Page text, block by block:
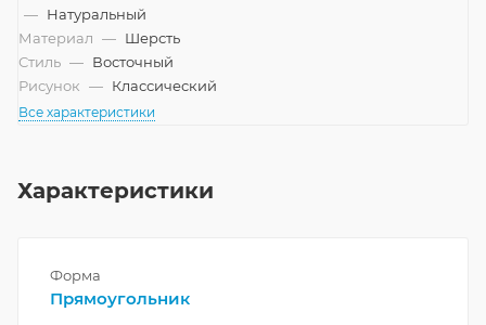
— Натуральный
Материал — Шерсть
Стиль — Восточный
Рисунок — Классический
Все характеристики
Характеристики
Форма
Прямоугольник